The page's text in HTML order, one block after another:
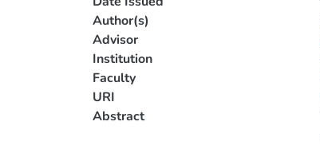
Author(s)
Advisor
Institution
Faculty
URI
Abstract